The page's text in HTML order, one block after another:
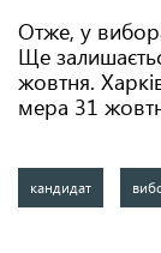
Отже, у
Ще
жовтня.
мера 31
кандидат